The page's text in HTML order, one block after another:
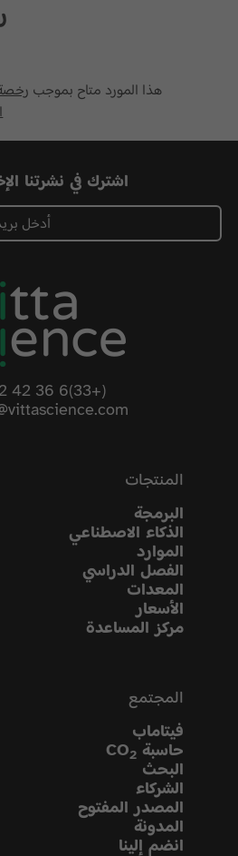
هذا المورد متاح بموجب رخصة
اشترك في نشرتنا
(+33)6 36 42 42 25
المنتجات
البرمجة
الذكاء الاصطناعي
الموارد
الفصل الدراسي
المعدات
الأسعار
مركز المساعدة
المجتمع
فيتاماب
حاسبة CO 2
البحث
الشركاء
المصدر المفتوح
المدونة
انضم إلينا